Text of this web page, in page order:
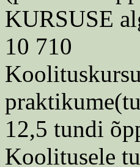
KURSUSE
10 710
12,5 tundi
Koolitusele